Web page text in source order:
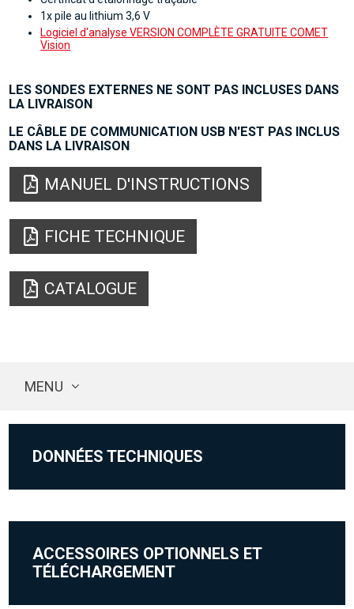
1x pile au lithium 3,6 V
Logiciel d'analyse VERSION COMPLÈTE GRATUITE COMET
Vision
LES SONDES EXTERNES NE SONT PAS INCLUSES DANS
LA LIVRAISON
LE CÂBLE DE COMMUNICATION USB N'EST PAS INCLUS
DANS LA LIVRAISON
MANUEL D'INSTRUCTIONS
FICHE TECHNIQUE
CATALOGUE
MENU
DONNÉES TECHNIQUES
ACCESSOIRES OPTIONNELS ET
TÉLÉCHARGEMENT